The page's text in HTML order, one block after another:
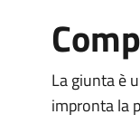
La giunta è
impronta la